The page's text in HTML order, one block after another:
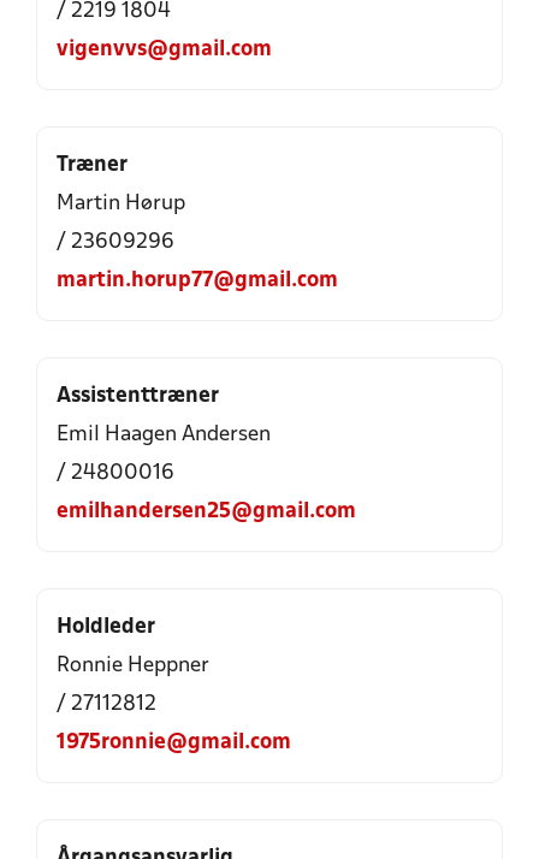
/ 2219 1804
vigenvvs@gmail.com
Træner
Martin Hørup
/ 23609296
martin.horup77@gmail.com
Assistenttræner
Emil Haagen Andersen
/ 24800016
emilhandersen25@gmail.com
Holdleder
Ronnie Heppner
/ 27112812
1975ronnie@gmail.com